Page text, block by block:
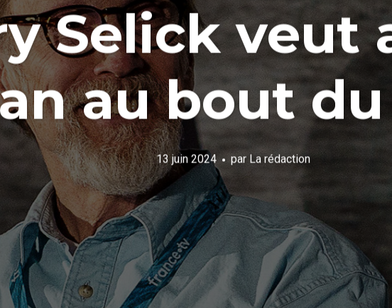
Selick veut
au bout
13 juin 2024 par La rédaction